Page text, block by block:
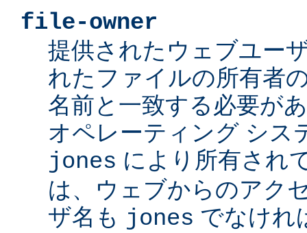
file-owner
提供されたウェブユー
れたファイルの所有者
名前と一致する必要が
オペレーティング シス
jones により所有され
は、ウェブからのアク
ザ名も jones でなけれ